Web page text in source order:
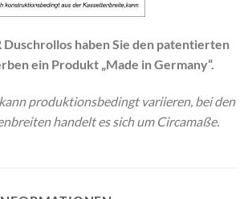
Duschrollos haben Sie den patentierten
ein Produkt „Made in Germany“.
produktionsbedingt variieren, bei den
handelt es sich um Circamaße.